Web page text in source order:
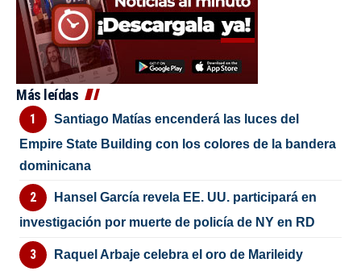
Más leídas
Santiago Matías encenderá las luces del
Empire State Building con los colores de la bandera
dominicana
Hansel García revela EE. UU. participará en
investigación por muerte de policía de NY en RD
Raquel Arbaje celebra el oro de Marileidy